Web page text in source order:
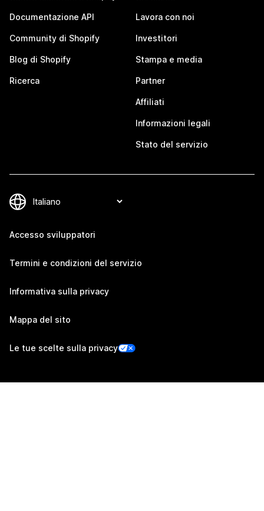
Documentazione API
Community di Shopify
Blog di Shopify
Ricerca
Lavora con noi
Investitori
Stampa e media
Partner
Affiliati
Informazioni legali
Stato del servizio
Accesso sviluppatori
Termini e condizioni del servizio
Informativa sulla privacy
Mappa del sito
Le tue scelte sulla privacy